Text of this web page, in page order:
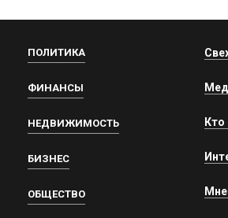
ПОЛИТИКА
ФИНАНСЫ
НЕДВИЖИМОСТЬ
БИЗНЕС
ОБЩЕСТВО
Кто